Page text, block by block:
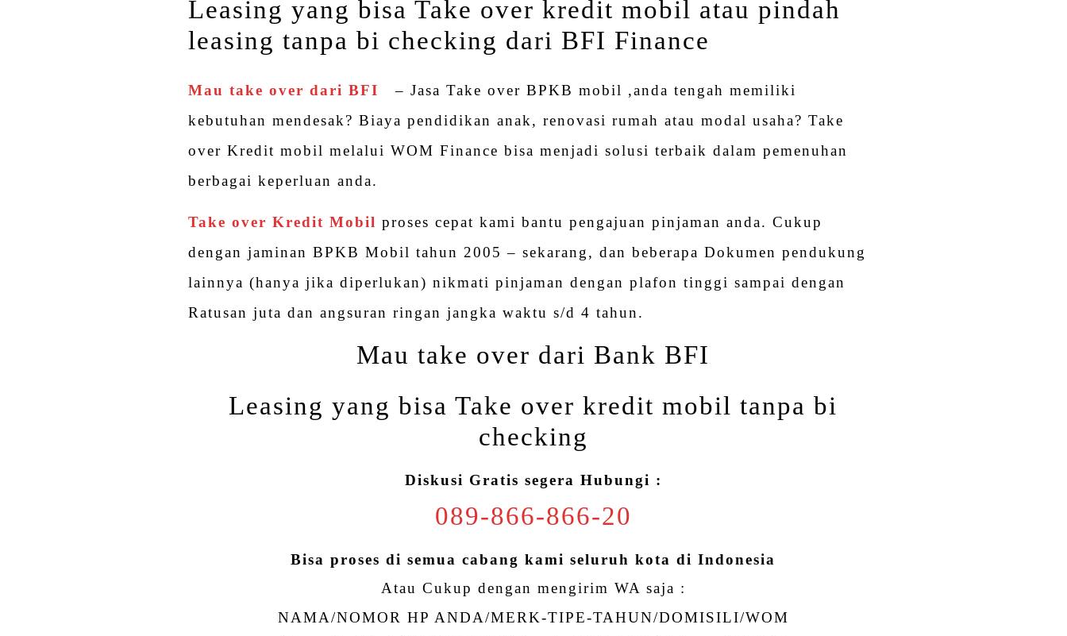
Leasing yang bisa Take over kredit mobil atau pindah
leasing tanpa bi checking dari BFI Finance
Mau take over dari BFI
– Jasa Take over BPKB mobil ,anda tengah memiliki
kebutuhan mendesak? Biaya pendidikan anak, renovasi rumah atau modal usaha? Take
over Kredit mobil melalui WOM Finance bisa menjadi solusi terbaik dalam pemenuhan
berbagai keperluan anda.
Take over Kredit Mobil proses cepat kami bantu pengajuan pinjaman anda. Cukup
dengan jaminan BPKB Mobil tahun 2005 – sekarang, dan beberapa Dokumen pendukung
lainnya (hanya jika diperlukan) nikmati pinjaman dengan plafon tinggi sampai dengan
Ratusan juta dan angsuran ringan jangka waktu s/d 4 tahun.
Mau take over dari Bank BFI
Leasing yang bisa Take over kredit mobil tanpa bi
checking
Diskusi Gratis segera Hubungi :
089-866-866-20
Bisa proses di semua cabang kami seluruh kota di Indonesia
Atau Cukup dengan mengirim WA saja :
NAMA/NOMOR HP ANDA/MERK-TIPE-TAHUN/DOMISILI/WOM